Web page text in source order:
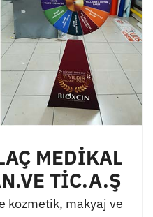
MEDİKAL
TİC.A.Ş
kozmetik, makyaj ve